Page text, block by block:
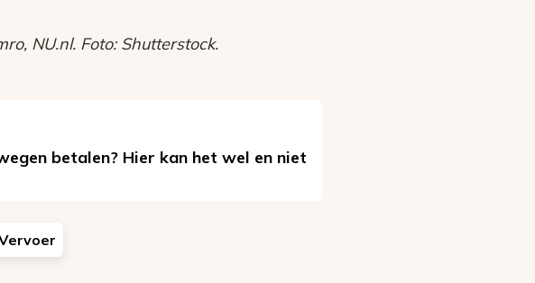
NU.nl. Foto: Shutterstock.
betalen? Hier kan het wel en niet